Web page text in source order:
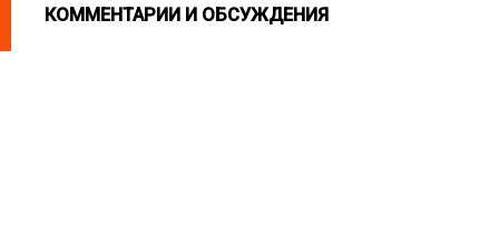
КОММЕНТАРИИ И ОБСУЖДЕНИЯ